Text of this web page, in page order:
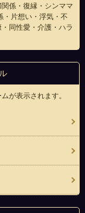
係・復縁・シンママ
・片想い・浮気・不
同性愛・介護・ハラ
が表示されます。